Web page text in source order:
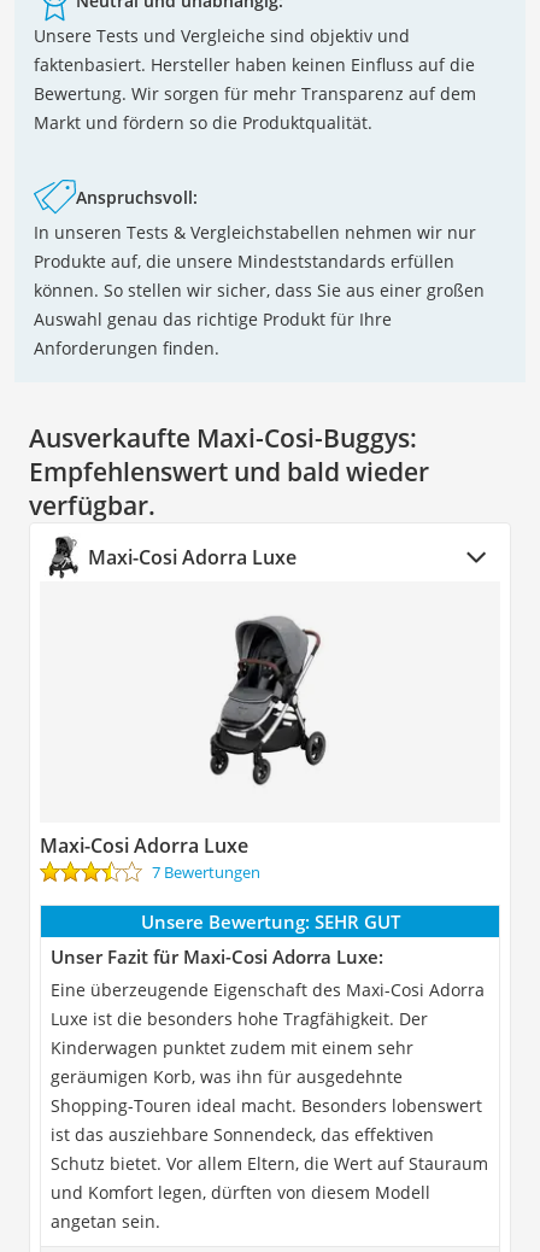
Unsere Tests und Vergleiche sind objektiv und
faktenbasiert. Hersteller haben keinen Einfluss auf die
Bewertung. Wir sorgen für mehr Transparenz auf dem
Markt und fördern so die Produktqualität.
Anspruchsvoll:
In unseren Tests & Vergleichstabellen nehmen wir nur
Produkte auf, die unsere Mindeststandards erfüllen
können. So stellen wir sicher, dass Sie aus einer großen
Auswahl genau das richtige Produkt für Ihre
Anforderungen finden.
Ausverkaufte Maxi-Cosi-Buggys:
Empfehlenswert und bald wieder
verfügbar.
Maxi-Cosi Adorra Luxe
Maxi-Cosi Adorra Luxe
7 Bewertungen
Unsere Bewertung: SEHR GUT
Unser Fazit für Maxi-Cosi Adorra Luxe:
Eine überzeugende Eigenschaft des Maxi-Cosi Adorra
Luxe ist die besonders hohe Tragfähigkeit. Der
Kinderwagen punktet zudem mit einem sehr
geräumigen Korb, was ihn für ausgedehnte
Shopping-Touren ideal macht. Besonders lobenswert
ist das ausziehbare Sonnendeck, das effektiven
Schutz bietet. Vor allem Eltern, die Wert auf Stauraum
und Komfort legen, dürften von diesem Modell
angetan sein.